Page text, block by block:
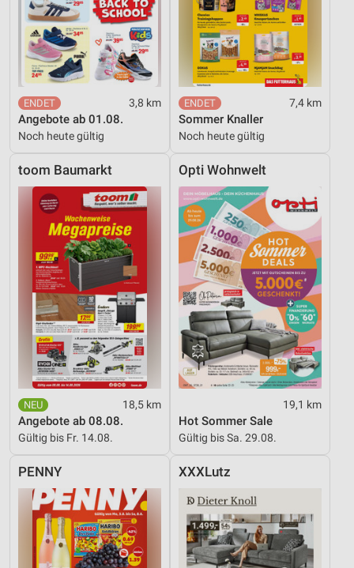
3,8 km
Angebote ab 01.08.
Noch heute gültig
7,4 km
Sommer Knaller
Noch heute gültig
toom Baumarkt
18,5 km
Angebote ab 08.08.
Gültig bis Fr. 14.08.
Opti Wohnwelt
19,1 km
Hot Sommer Sale
Gültig bis Sa. 29.08.
PENNY XXXLutz